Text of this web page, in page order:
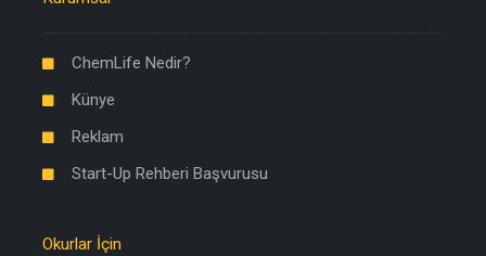
ChemLife Nedir?
Künye
Reklam
Start-Up Rehberi Başvurusu
Okurlar İçin